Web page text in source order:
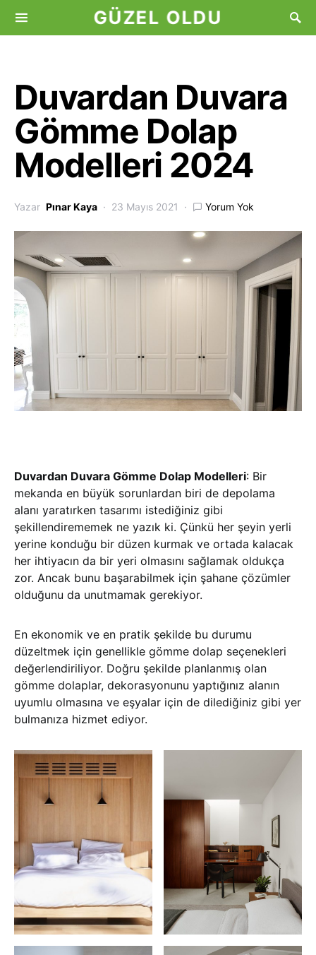
GÜZEL OLDU
Duvardan Duvara
Gömme Dolap
Modelleri 2024
Yazar Pınar Kaya 23 Mayıs 2021 Yorum Yok
Duvardan Duvara Gömme Dolap Modelleri: Bir
mekanda en büyük sorunlardan biri de depolama
alanı yaratırken tasarımı istediğiniz gibi
şekillendirememek ne yazık ki. Çünkü her şeyin yerli
yerine konduğu bir düzen kurmak ve ortada kalacak
her ihtiyacın da bir yeri olmasını sağlamak oldukça
zor. Ancak bunu başarabilmek için şahane çözümler
olduğunu da unutmamak gerekiyor.
En ekonomik ve en pratik şekilde bu durumu
düzeltmek için genellikle gömme dolap seçenekleri
değerlendiriliyor. Doğru şekilde planlanmış olan
gömme dolaplar, dekorasyonunu yaptığınız alanın
uyumlu olmasına ve eşyalar için de dilediğiniz gibi yer
bulmanıza hizmet ediyor.